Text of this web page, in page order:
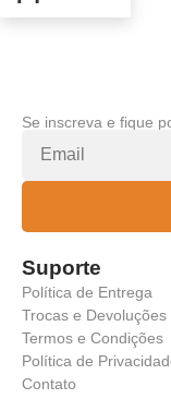
Se inscreva e fique
Suporte
Política de Entrega
Trocas e Devoluções
Termos e Condições
Política de
Contato